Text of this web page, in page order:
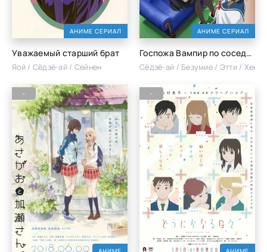
АНИМЕ СЕРИАЛ
Уважаемый старший брат
Яой / Сёдзё-ай / Сейнен
АНИМЕ СЕРИАЛ
Госпожа Вампир по соседству
Сёдзё-ай / Безумие / Этти /
- -